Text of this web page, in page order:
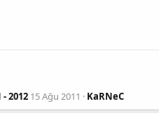
2012 15 Ağu 2011 KaRNeC